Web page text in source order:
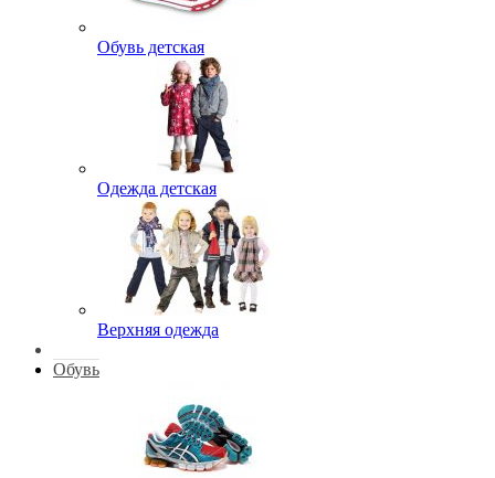
Обувь детская
Одежда детская
Верхняя одежда
Обувь